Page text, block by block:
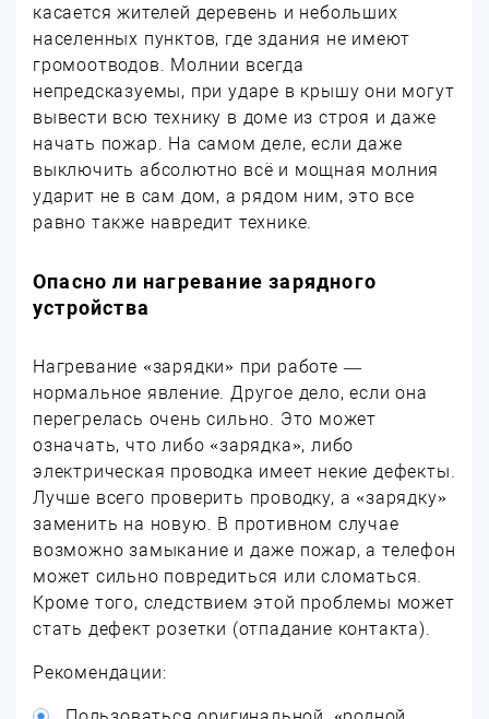
касается жителей деревень и небольших
населенных пунктов, где здания не имеют
громоотводов. Молнии всегда
непредсказуемы, при ударе в крышу они могут
вывести всю технику в доме из строя и даже
начать пожар. На самом деле, если даже
выключить абсолютно всё и мощная молния
ударит не в сам дом, а рядом ним, это все
равно также навредит технике.
Опасно ли нагревание зарядного
устройства
Нагревание «зарядки» при работе —
нормальное явление. Другое дело, если она
перегрелась очень сильно. Это может
означать, что либо «зарядка», либо
электрическая проводка имеет некие дефекты.
Лучше всего проверить проводку, а «зарядку»
заменить на новую. В противном случае
возможно замыкание и даже пожар, а телефон
может сильно повредиться или сломаться.
Кроме того, следствием этой проблемы может
стать дефект розетки (отпадание контакта).
Рекомендации: